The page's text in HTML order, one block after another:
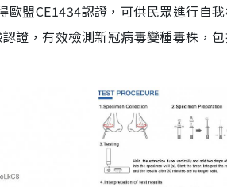
盟CE1434認證，可供民眾進行自
證，有效檢測新冠病毒變種毒株，